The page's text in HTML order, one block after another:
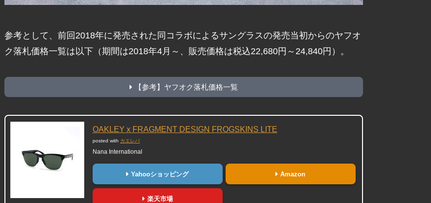
参考として、前回2018年に発売された同コラボによるサングラスの発売当初からのヤフオ
ク落札価格一覧は以下（期間は2018年4月～、販売価格は税込22,680円～24,840円）。
【参考】ヤフオク落札価格一覧
OAKLEY x FRAGMENT DESIGN FROGSKINS LITE
posted with カエレバ
Nana International
Yahooショッピング Amazon
楽天市場